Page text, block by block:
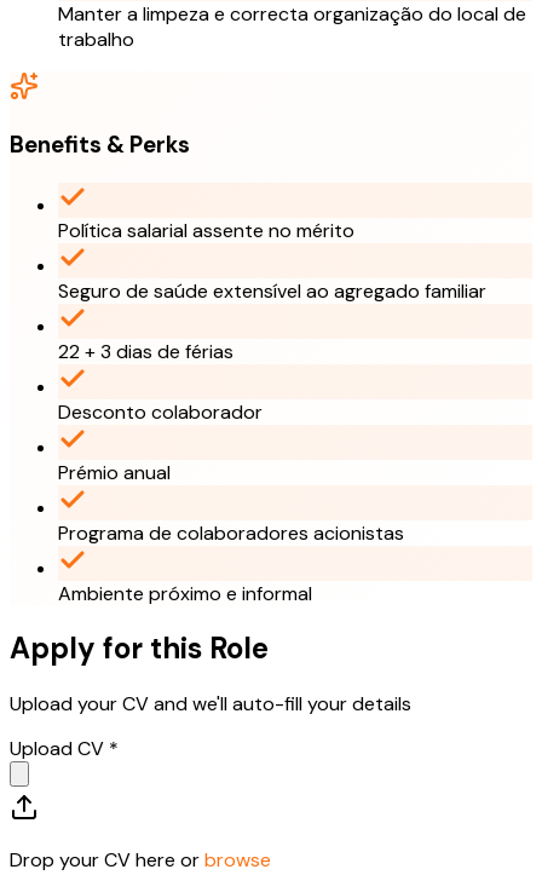
Manter a limpeza e correcta organização do local de
trabalho
Benefits & Perks
Política salarial assente no mérito
Seguro de saúde extensível ao agregado familiar
22 + 3 dias de férias
Desconto colaborador
Prémio anual
Programa de colaboradores acionistas
Ambiente próximo e informal
Apply for this Role
Upload your CV and we'll auto-fill your details
Upload CV *
Drop your CV here orbrowse